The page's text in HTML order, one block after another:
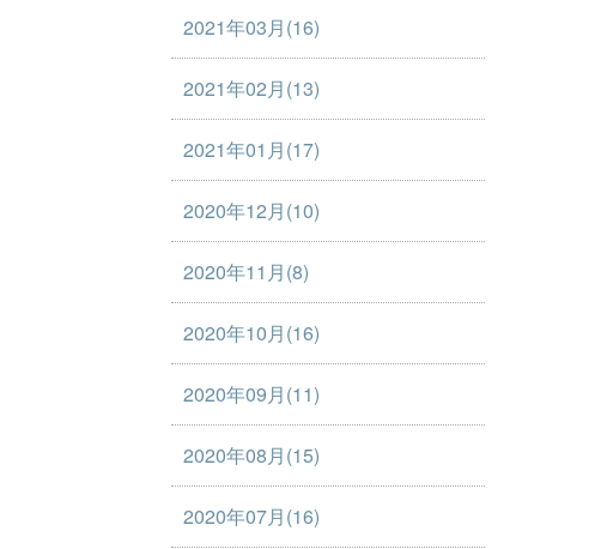
2021年03月(16)
2021年02月(13)
2021年01月(17)
2020年12月(10)
2020年11月(8)
2020年10月(16)
2020年09月(11)
2020年08月(15)
2020年07月(16)